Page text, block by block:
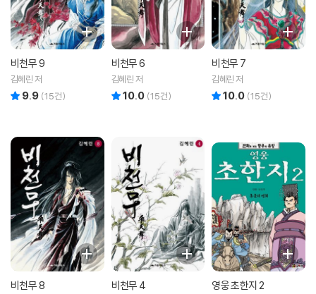
비천무 9
김혜린 저
9.9 (15건)
비천무 6
김혜린 저
10.0 (15건)
비천무 7
김혜린 저
10.0 (15건)
비천무 8 비천무 4 영웅 초한지 2